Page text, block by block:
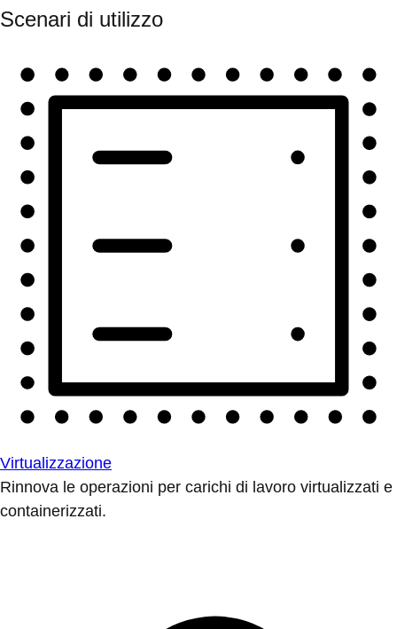
Scenari di utilizzo
Virtualizzazione
Rinnova le operazioni per carichi di lavoro virtualizzati e
containerizzati.